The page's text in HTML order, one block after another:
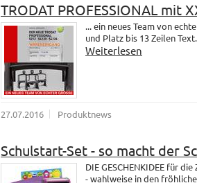
TRODAT PROFESSIONAL mit
... ein neues Team von
und Platz bis 13 Zeilen Text.
Weiterlesen
27.07.2016 Produktnews
Schulstart-Set - so macht der
DIE GESCHENKIDEE für
- wahlweise in den